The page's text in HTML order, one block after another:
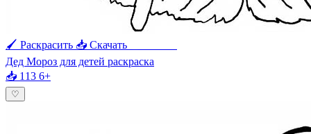
🖌 Раскрасить 📥 Скачать
Дед Мороз для детей раскраска
📥 113 6+
♡